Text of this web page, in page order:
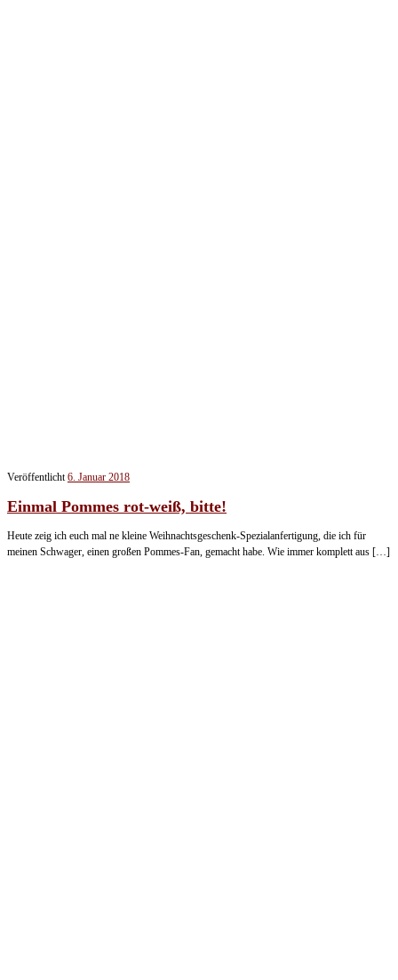
Veröffentlicht 6. Januar 2018
Einmal Pommes rot-weiß, bitte!
Heute zeig ich euch mal ne kleine Weihnachtsgeschenk-Spezialanfertigung, die ich für
meinen Schwager, einen großen Pommes-Fan, gemacht habe. Wie immer komplett aus […]